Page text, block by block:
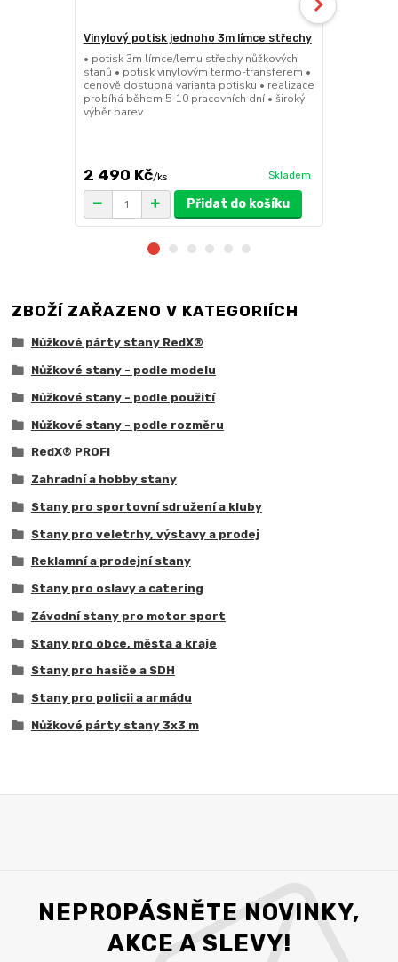
Vinylový potisk jednoho 3m límce střechy
• potisk 3m límce/lemu střechy nůžkových
stanů • potisk vinylovým termo-transferem •
cenově dostupná varianta potisku • realizace
probíhá během 5-10 pracovních dní • široký
výběr barev
2 490 Kč/ks Skladem
Přidat do košíku
ZBOŽÍ ZAŘAZENO V KATEGORIÍCH
Nůžkové párty stany RedX®
Nůžkové stany - podle modelu
Nůžkové stany - podle použití
Nůžkové stany - podle rozměru
RedX® PROFI
Zahradní a hobby stany
Stany pro sportovní sdružení a kluby
Stany pro veletrhy, výstavy a prodej
Reklamní a prodejní stany
Stany pro oslavy a catering
Závodní stany pro motor sport
Stany pro obce, města a kraje
Stany pro hasiče a SDH
Stany pro policii a armádu
Nůžkové párty stany 3x3 m
NEPROPÁSNĚTE NOVINKY,
AKCE A SLEVY!